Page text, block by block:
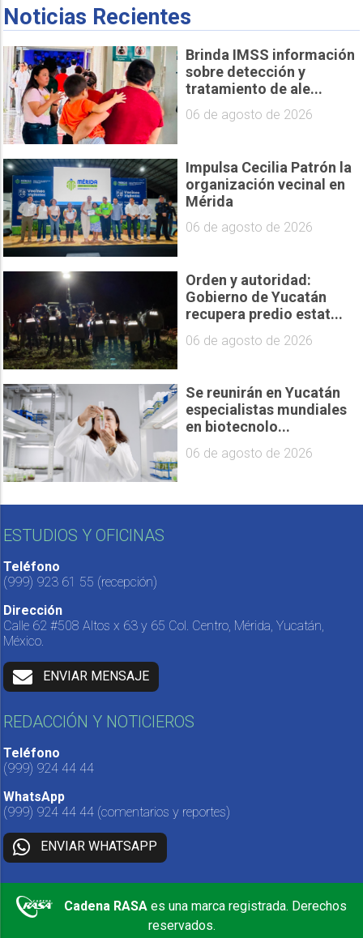
Noticias Recientes
Brinda IMSS información
sobre detección y
tratamiento de ale...
06 de agosto de 2026
Impulsa Cecilia Patrón la
organización vecinal en
Mérida
06 de agosto de 2026
Orden y autoridad:
Gobierno de Yucatán
recupera predio estat...
06 de agosto de 2026
Se reunirán en Yucatán
especialistas mundiales
en biotecnolo...
06 de agosto de 2026
ESTUDIOS Y OFICINAS
Teléfono
(999) 923 61 55 (recepción)
Dirección
Calle 62 #508 Altos x 63 y 65 Col. Centro, Mérida, Yucatán,
México.
ENVIAR MENSAJE
REDACCIÓN Y NOTICIEROS
Teléfono
(999) 924 44 44
WhatsApp
(999) 924 44 44 (comentarios y reportes)
ENVIAR WHATSAPP
Cadena RASA es una marca registrada. Derechos
reservados.